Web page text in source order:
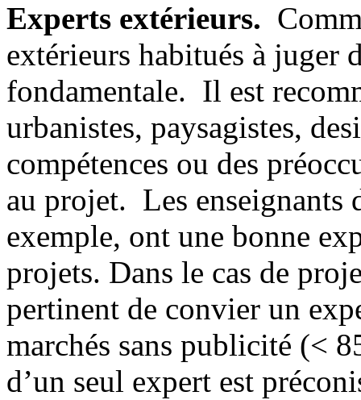
Experts extérieurs.
extérieurs habitués à juger
fondamentale. Il est
urbanistes, paysagistes,
compétences ou des
au projet. Les enseignants
exemple, ont une bonne
projets. Dans le cas de
pertinent de convier un
marchés sans publicité (<
d’un seul expert est